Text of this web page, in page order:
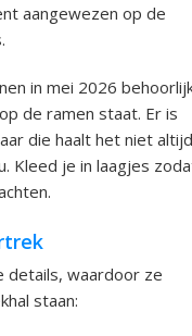
aangewezen op de
in mei 2026
de ramen staat. Er is
die haalt het niet altijd
Kleed je in laagjes
details, waardoor ze
staan: